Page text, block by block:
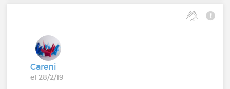
Careni
el 28/2/19